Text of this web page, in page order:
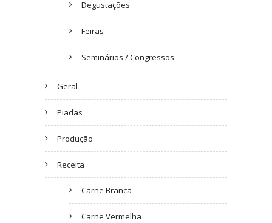
Degustações
Feiras
Seminários / Congressos
Geral
Piadas
Produção
Receita
Carne Branca
Carne Vermelha